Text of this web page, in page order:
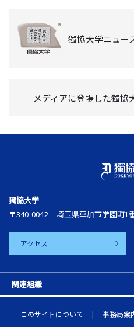
獨協大学ニュー
メディアに登場した獨協
獨協大学
〒340-0042
埼玉県草加市学園町1
アクセス
関連組織
このサイトについて 事務局案